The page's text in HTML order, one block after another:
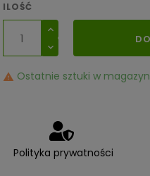
ILOŚĆ
 Ostatnie sztuki w
Polityka prywatności